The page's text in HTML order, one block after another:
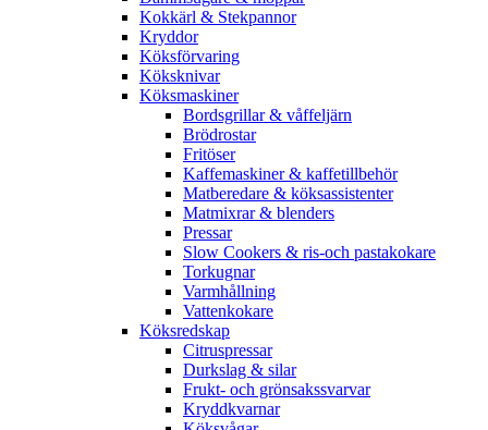
Kokkärl & Stekpannor
Kryddor
Köksförvaring
Köksknivar
Köksmaskiner
Bordsgrillar & våffeljärn
Brödrostar
Fritöser
Kaffemaskiner & kaffetillbehör
Matberedare & köksassistenter
Matmixrar & blenders
Pressar
Slow Cookers & ris-och pastakokare
Torkugnar
Varmhållning
Vattenkokare
Köksredskap
Citruspressar
Durkslag & silar
Frukt- och grönsakssvarvar
Kryddkvarnar